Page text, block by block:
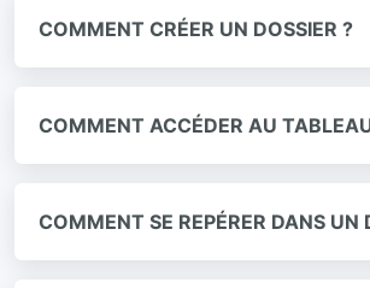
COMMENT CRÉER UN DOSSIER ?
COMMENT ACCÉDER AU
COMMENT SE REPÉRER DANS UN